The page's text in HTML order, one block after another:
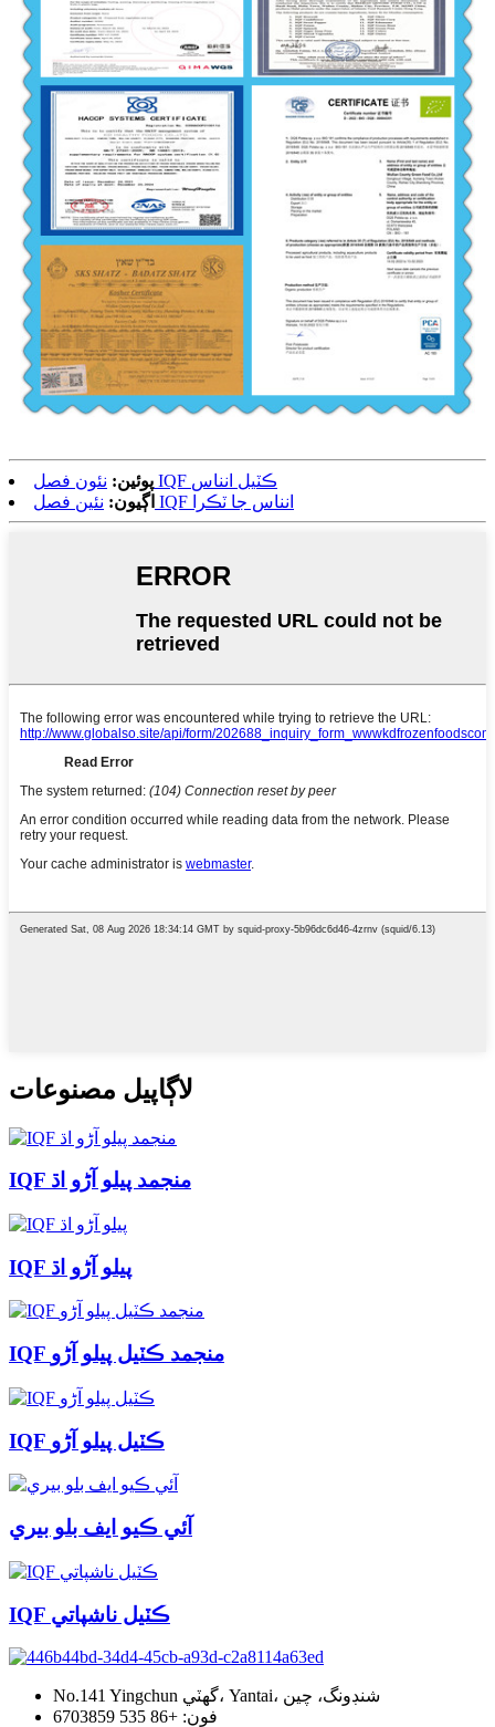
پوئين:
نئون فصل IQF ڪٽيل انناس
اڳيون:
نئين فصل IQF انناس جا ٽڪرا
لاڳاپيل مصنوعات
IQF منجمد پيلو آڑو اڌ
IQF پيلو آڑو اڌ
IQF منجمد ڪٽيل پيلو آڑو
IQF ڪٽيل پيلو آڑو
آئي ڪيو ايف بلو بيري
IQF ڪٽيل ناشپاتي
No.141 Yingchun گهٽي، Yantai، شنڊونگ، چين
فون: +86 535 6703859